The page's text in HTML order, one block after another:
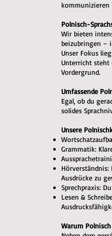
kommunizieren
Polnisch-
Wir bieten
beizubringen –
Unser Fokus
Unterricht steht
Vordergrund.
Umfassende
Egal, ob du
solides
Unsere
Grammatik:
Hörverständnis:
Ausdrücke zu
Sprechpraxis:
Lesen &
Warum